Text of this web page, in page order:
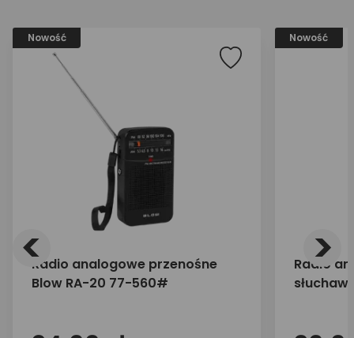
Nowość
Radio analogowe przenośne
Blow RA-20 77-560#
Nowość
Radio
< >